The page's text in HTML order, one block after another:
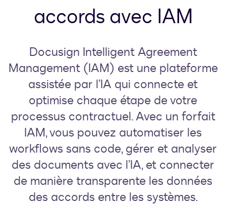
accords avec IAM
Docusign Intelligent Agreement
Management (IAM) est une plateforme
assistée par l’IA qui connecte et
optimise chaque étape de votre
processus contractuel. Avec un forfait
IAM, vous pouvez automatiser les
workflows sans code, gérer et analyser
des documents avec l’IA, et connecter
de manière transparente les données
des accords entre les systèmes.